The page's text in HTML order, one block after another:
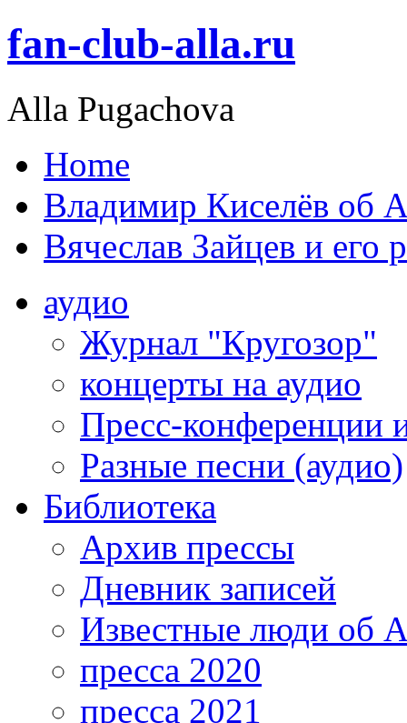
fan-club-alla.ru
Alla Pugachova
Home
Владимир Киселёв об
Вячеслав Зайцев и его
аудио
Журнал "Кругозор"
концерты на аудио
Пресс-конференции
Разные песни (аудио)
Библиотека
Архив прессы
Дневник записей
Известные люди об
пресса 2020
пресса 2021